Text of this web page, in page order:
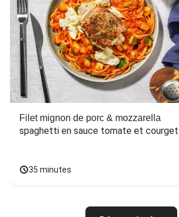
Filet mignon de porc & mozzarella
spaghetti en sauce tomate et
35 minutes